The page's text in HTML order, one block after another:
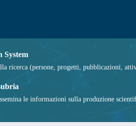
System
ricerca (persone, progetti, pubblicazioni,
le informazioni sulla produzione